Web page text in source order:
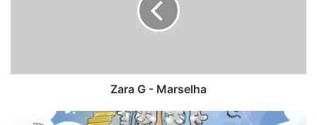
Zara G - Marselha